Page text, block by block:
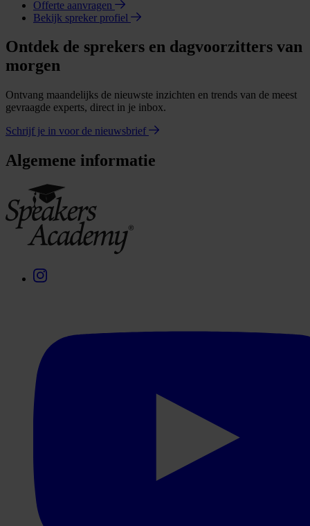
Offerte aanvragen
Bekijk spreker profiel
Ontdek de sprekers en dagvoorzitters van
morgen
Ontvang maandelijks de nieuwste inzichten en trends van de meest
gevraagde experts, direct in je inbox.
Schrijf je in voor de nieuwsbrief
Algemene informatie